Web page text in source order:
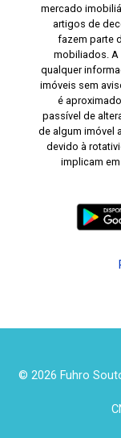
mercado
artigos de
fazem parte
mobiliados. A
qualquer
imóveis sem
é
passível de
de algum imóvel
devido à
implicam
© 2026 Fuhro